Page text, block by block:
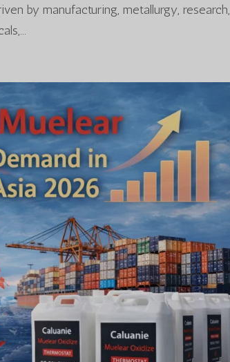
by manufacturing, metallurgy, research,